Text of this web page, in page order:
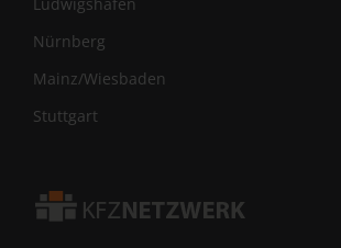
Nürnberg
Mainz/Wiesbaden
Stuttgart